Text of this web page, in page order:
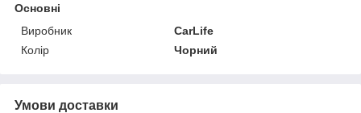
Основні
Виробник
CarLife
Колір
Чорний
Умови доставки